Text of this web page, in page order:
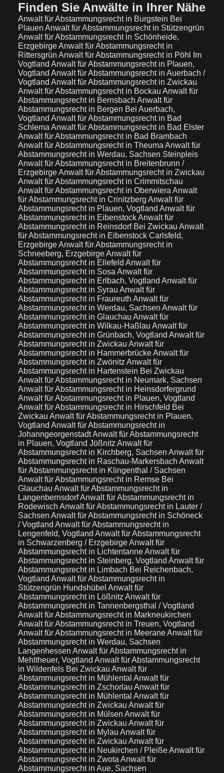
Finden Sie Anwälte in Ihrer Nähe
Anwalt für Abstammungsrecht in Burgstein Bei
Plauen Anwalt für Abstammungsrecht in Stützengrün
Anwalt für Abstammungsrecht in Schönheide,
ErzgebirgeAnwalt für Abstammungsrecht in
Rittersgrün Anwalt für Abstammungsrecht in Pöhl Im
Vogtland Anwalt für Abstammungsrecht in Plauen,
Vogtland Anwalt für Abstammungsrecht in Auerbach /
Vogtland Anwalt für Abstammungsrecht in Zwickau
Anwalt für Abstammungsrecht in Bockau Anwalt für
Abstammungsrecht in Bernsbach Anwalt für
Abstammungsrecht in Bergen Bei Auerbach,
Vogtland Anwalt für Abstammungsrecht in Bad
Schlema Anwalt für Abstammungsrecht in Bad Elster
Anwalt für Abstammungsrecht in Bad Brambach
Anwalt für Abstammungsrecht in Theuma Anwalt für
Abstammungsrecht in Werdau, Sachsen Steinpleis
Anwalt für Abstammungsrecht in Breitenbrunn /
ErzgebirgeAnwalt für Abstammungsrecht in Zwickau
Anwalt für Abstammungsrecht in Crimmitschau
Anwalt für Abstammungsrecht in Oberwiera Anwalt
für Abstammungsrecht in Crinitzberg Anwalt für
Abstammungsrecht in Plauen, Vogtland Anwalt für
Abstammungsrecht in EibenstockAnwalt für
Abstammungsrecht in Reinsdorf Bei Zwickau Anwalt
für Abstammungsrecht in Eibenstock Carlsfeld,
ErzgebirgeAnwalt für Abstammungsrecht in
Schneeberg, ErzgebirgeAnwalt für
Abstammungsrecht in Ellefeld Anwalt für
Abstammungsrecht in Sosa Anwalt für
Abstammungsrecht in Erlbach, Vogtland Anwalt für
Abstammungsrecht in Syrau Anwalt für
Abstammungsrecht in Fraureuth Anwalt für
Abstammungsrecht in Werdau, Sachsen Anwalt für
Abstammungsrecht in Glauchau Anwalt für
Abstammungsrecht in Wilkau-Haßlau Anwalt für
Abstammungsrecht in Grünbach, Vogtland Anwalt für
Abstammungsrecht in Zwickau Anwalt für
Abstammungsrecht in HammerbrückeAnwalt für
Abstammungsrecht in Zwönitz Anwalt für
Abstammungsrecht in Hartenstein Bei Zwickau
Anwalt für Abstammungsrecht in Neumark, Sachsen
Anwalt für Abstammungsrecht in Heinsdorfergrund
Anwalt für Abstammungsrecht in Plauen, Vogtland
Anwalt für Abstammungsrecht in Hirschfeld Bei
Zwickau Anwalt für Abstammungsrecht in Plauen,
Vogtland Anwalt für Abstammungsrecht in
JohanngeorgenstadtAnwalt für Abstammungsrecht
in Plauen, Vogtland Jößnitz Anwalt für
Abstammungsrecht in Kirchberg, Sachsen Anwalt für
Abstammungsrecht in Raschau-Markersbach Anwalt
für Abstammungsrecht in Klingenthal / Sachsen
Anwalt für Abstammungsrecht in Remse Bei
Glauchau Anwalt für Abstammungsrecht in
LangenbernsdorfAnwalt für Abstammungsrecht in
Rodewisch Anwalt für Abstammungsrecht in Lauter /
Sachsen Anwalt für Abstammungsrecht in Schöneck
/ Vogtland Anwalt für Abstammungsrecht in
Lengenfeld, Vogtland Anwalt für Abstammungsrecht
in Schwarzenberg / ErzgebirgeAnwalt für
Abstammungsrecht in LichtentanneAnwalt für
Abstammungsrecht in Steinberg, Vogtland Anwalt für
Abstammungsrecht in Limbach Bei Reichenbach,
Vogtland Anwalt für Abstammungsrecht in
Stützengrün Hundshübel Anwalt für
Abstammungsrecht in Lößnitz Anwalt für
Abstammungsrecht in Tannenbergsthal / Vogtland
Anwalt für Abstammungsrecht in Markneukirchen
Anwalt für Abstammungsrecht in Treuen, Vogtland
Anwalt für Abstammungsrecht in MeeraneAnwalt für
Abstammungsrecht in Werdau, Sachsen
Langenhessen Anwalt für Abstammungsrecht in
Mehltheuer, Vogtland Anwalt für Abstammungsrecht
in Wildenfels Bei Zwickau Anwalt für
Abstammungsrecht in Mühlental Anwalt für
Abstammungsrecht in Zschorlau Anwalt für
Abstammungsrecht in Mühlental Anwalt für
Abstammungsrecht in Zwickau Anwalt für
Abstammungsrecht in Mülsen Anwalt für
Abstammungsrecht in Zwickau Anwalt für
Abstammungsrecht in Mylau Anwalt für
Abstammungsrecht in Zwickau Anwalt für
Abstammungsrecht in Neukirchen / PleißeAnwalt für
Abstammungsrecht in Zwota Anwalt für
Abstammungsrecht in Aue, Sachsen